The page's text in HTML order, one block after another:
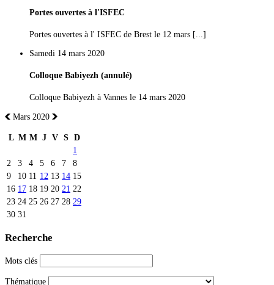
Portes ouvertes à l'ISFEC
Portes ouvertes à l' ISFEC de Brest le 12 mars [...]
Samedi 14 mars 2020
Colloque Babiyezh (annulé)
Colloque Babiyezh à Vannes le 14 mars 2020
Mars 2020
L M M J V S D
1
2
3 4 5 6 7
8
9
10 11 12 13 14 15
16 17 18 19 20 21 22
23 24 25 26 27 28 29
30 31
Recherche
Mots clés
Thématique